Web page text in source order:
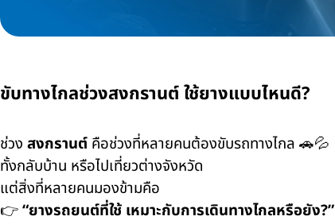
ขับทางไกลช่วงสงกรานต์ ใช้ยางแบบไหนดี?
ช่วง สงกรานต์ คือช่วงที่หลายคนต้องขับรถทางไกล 🚗💦
ทั้งกลับบ้าน หรือไปเที่ยวต่างจังหวัด
แต่สิ่งที่หลายคนมองข้ามคือ
👉“ยางรถยนต์ที่ใช้ เหมาะกับการเดินทางไกลหรือยัง?”